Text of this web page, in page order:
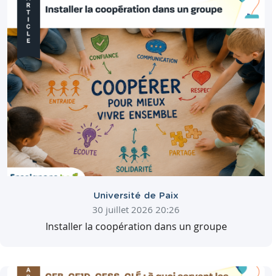
Université de Paix
30 juillet 2026 20:26
Installer la coopération dans un groupe